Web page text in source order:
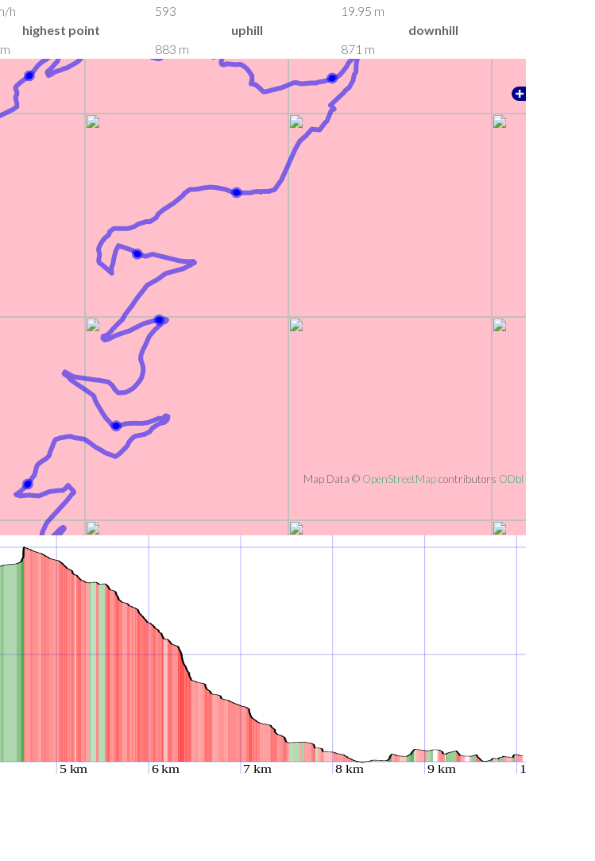
h 593
19.95 m
highest point uphill
downhill
883 m 871 m
Map Data © OpenStreetMapcontributors ODbl